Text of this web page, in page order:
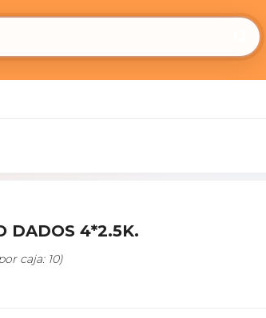
DADOS 4*2.5K.
caja: 10)